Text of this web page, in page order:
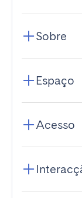
Sobre
Espaço
Acesso